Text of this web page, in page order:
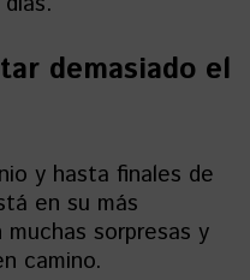
demasiado el
y hasta finales de
en su más
sorpresas y
camino.